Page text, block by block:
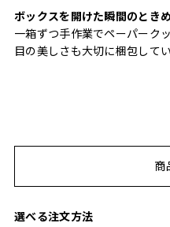
ボックスを開けた瞬間のとき
一箱ずつ手作業でペーパーク
目の美しさも大切に梱包してい
商
選べる注文方法